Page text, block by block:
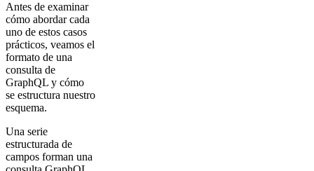
Antes de examinar
cómo abordar cada
uno de estos casos
prácticos, veamos el
formato de una
consulta de
GraphQL y cómo
se estructura nuestro
esquema.
Una serie
estructurada de
campos forman una